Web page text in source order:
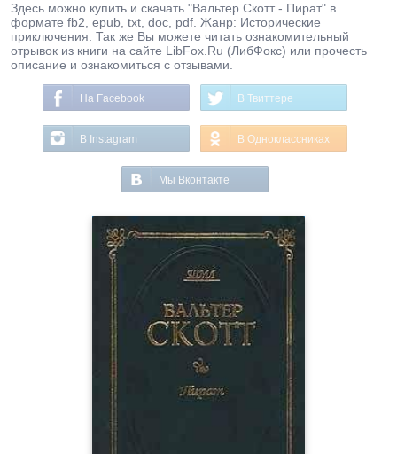
Здесь можно купить и скачать "Вальтер Скотт - Пират" в
формате fb2, epub, txt, doc, pdf. Жанр: Исторические
приключения. Так же Вы можете читать ознакомительный
отрывок из книги на сайте LibFox.Ru (ЛибФокс) или прочесть
описание и ознакомиться с отзывами.
На Facebook В Твиттере
В Instagram В Одноклассниках
Мы Вконтакте